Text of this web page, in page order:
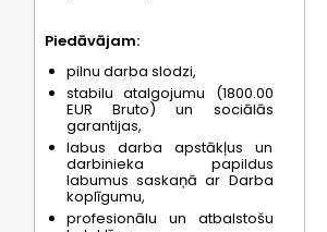
Piedāvājam:
pilnu darba slodzi,
stabilu atalgojumu (1800.00
EUR Bruto) un sociālās
garantijas,
labus darba apstākļus un
darbinieka papildus
labumus saskaņā ar Darba
koplīgumu,
profesionālu un atbalstošu